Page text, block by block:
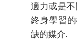
適力或是
終身學習
缺的媒介.